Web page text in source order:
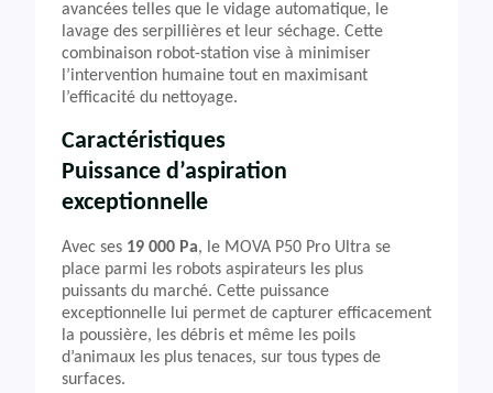
avancées telles que le vidage automatique, le
lavage des serpillières et leur séchage. Cette
combinaison robot-station vise à minimiser
l’intervention humaine tout en maximisant
l’efficacité du nettoyage.
Caractéristiques
Puissance d’aspiration
exceptionnelle
Avec ses 19 000 Pa, le MOVA P50 Pro Ultra se
place parmi les robots aspirateurs les plus
puissants du marché. Cette puissance
exceptionnelle lui permet de capturer efficacement
la poussière, les débris et même les poils
d’animaux les plus tenaces, sur tous types de
surfaces.